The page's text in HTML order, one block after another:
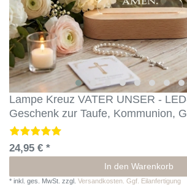
Lampe Kreuz VATER UNSER -
Geschenk zur Taufe, Kommunion,
24,95 € *
In den Warenkorb
* inkl. ges. MwSt. zzgl. Versandkosten. Ggf. Eilanfertigung